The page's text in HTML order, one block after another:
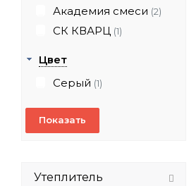
Академия смеси (2)
СК КВАРЦ (1)
Цвет
Серый (1)
Утеплитель